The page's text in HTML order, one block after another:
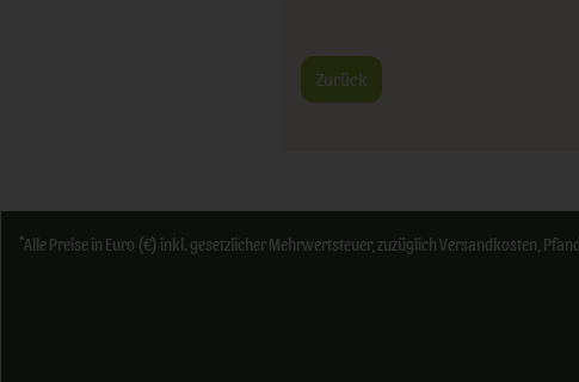
Zurück
*Alle Preise in Euro (€) inkl. gesetzlicher Mehrwertsteuer, zuzüglich Versandkosten,